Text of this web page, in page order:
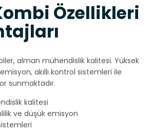
Özellikleri
alman mühendislik kalitesi. Yüksek
akıllı kontrol sistemleri ile
sunmaktadır.
kalitesi
ve düşük emisyon